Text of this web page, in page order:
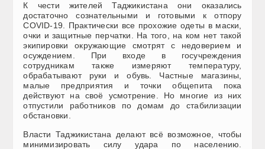
К чести жителей Таджикистана они оказались
достаточно сознательными и готовыми к отпору
COVID-19. Практически все прохожие одеты в маски,
очки и защитные перчатки. На того, на ком нет такой
экипировки окружающие смотрят с недоверием и
осуждением. При входе в госучреждения
сотрудникам также измеряют температуру,
обрабатывают руки и обувь. Частные магазины,
малые предприятия и точки общепита пока
действуют на своё усмотрение. Но многие из них
отпустили работников по домам до стабилизации
обстановки.
Власти Таджикистана делают всё возможное, чтобы
минимизировать силу удара по населению.